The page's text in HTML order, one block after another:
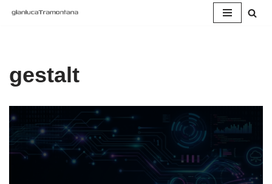
gestalt